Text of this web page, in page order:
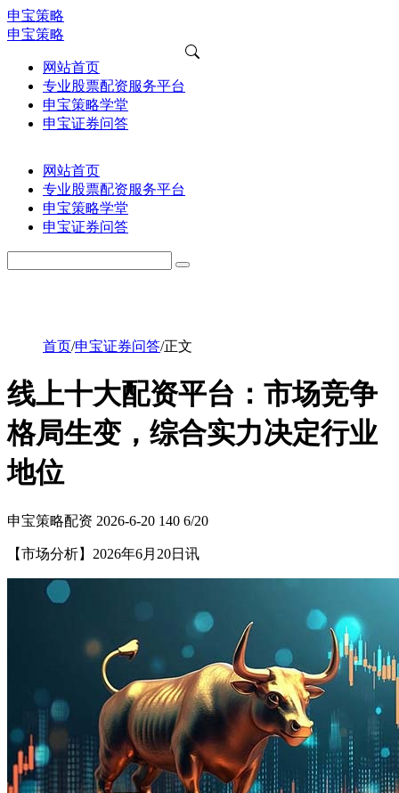
申宝策略
申宝策略
网站首页
专业股票配资服务平台
申宝策略学堂
申宝证券问答
网站首页
专业股票配资服务平台
申宝策略学堂
申宝证券问答
首页/申宝证券问答/正文
线上十大配资平台：市场竞争
格局生变，综合实力决定行业
地位
申宝策略配资 2026-6-20 140 6/20
【市场分析】2026年6月20日讯